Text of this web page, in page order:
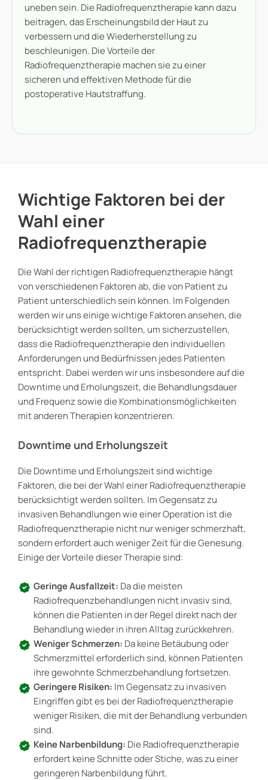
uneben sein. Die Radiofrequenztherapie kann dazu
beitragen, das Erscheinungsbild der Haut zu
verbessern und die Wiederherstellung zu
beschleunigen. Die Vorteile der
Radiofrequenztherapie machen sie zu einer
sicheren und effektiven Methode für die
postoperative Hautstraffung.
Wichtige Faktoren bei der
Wahl einer
Radiofrequenztherapie
Die Wahl der richtigen Radiofrequenztherapie hängt
von verschiedenen Faktoren ab, die von Patient zu
Patient unterschiedlich sein können. Im Folgenden
werden wir uns einige wichtige Faktoren ansehen, die
berücksichtigt werden sollten, um sicherzustellen,
dass die Radiofrequenztherapie den individuellen
Anforderungen und Bedürfnissen jedes Patienten
entspricht. Dabei werden wir uns insbesondere auf die
Downtime und Erholungszeit, die Behandlungsdauer
und Frequenz sowie die Kombinationsmöglichkeiten
mit anderen Therapien konzentrieren.
Downtime und Erholungszeit
Die Downtime und Erholungszeit sind wichtige
Faktoren, die bei der Wahl einer Radiofrequenztherapie
berücksichtigt werden sollten. Im Gegensatz zu
invasiven Behandlungen wie einer Operation ist die
Radiofrequenztherapie nicht nur weniger schmerzhaft,
sondern erfordert auch weniger Zeit für die Genesung.
Einige der Vorteile dieser Therapie sind:
Geringe Ausfallzeit: Da die meisten
Radiofrequenzbehandlungen nicht invasiv sind,
können die Patienten in der Regel direkt nach der
Behandlung wieder in ihren Alltag zurückkehren.
Weniger Schmerzen: Da keine Betäubung oder
Schmerzmittel erforderlich sind, können Patienten
ihre gewohnte Schmerzbehandlung fortsetzen.
Geringere Risiken: Im Gegensatz zu invasiven
Eingriffen gibt es bei der Radiofrequenztherapie
weniger Risiken, die mit der Behandlung verbunden
sind.
Keine Narbenbildung: Die Radiofrequenztherapie
erfordert keine Schnitte oder Stiche, was zu einer
geringeren Narbenbildung führt.